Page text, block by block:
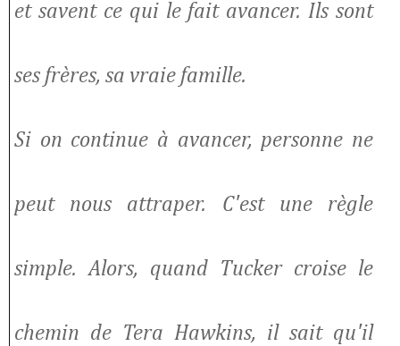
et savent ce qui le fait avancer. Ils sont
ses frères, sa vraie famille.
Si on continue à avancer, personne ne
peut nous attraper. C'est une règle
simple. Alors, quand Tucker croise le
chemin de Tera Hawkins, il sait qu'il